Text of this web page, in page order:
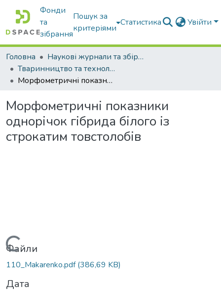
Фонди
та
зібрання
Пошук за
критеріями
Статистика Увійти
Головна
Наукові журнали та збірники видань
Тваринництво та технології харчових продуктів
Морфометричні показники однорічок гібрида білого із строкатим товстолобів
Морфометричні показники
однорічок гібрида білого із
строкатим товстолобів
Вантажиться...
Файли
110_Makarenko.pdf(386,69 KB)
Дата